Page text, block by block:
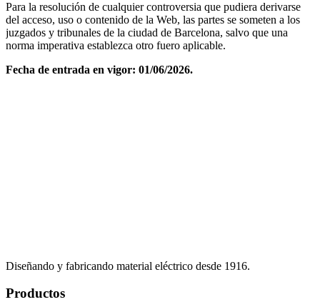
Para la resolución de cualquier controversia que pudiera derivarse
del acceso, uso o contenido de la Web, las partes se someten a los
juzgados y tribunales de la ciudad de Barcelona, salvo que una
norma imperativa establezca otro fuero aplicable.
Fecha de entrada en vigor: 01/06/2026.
Diseñando y fabricando material eléctrico desde 1916.
Productos